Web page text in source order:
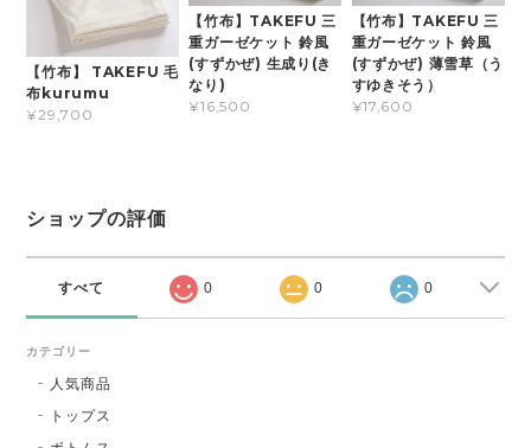
【竹布】 TAKEFU 毛
布kurumu
¥29,700
【竹布】TAKEFU 三
重ガーゼケット 鈴風
(すずかぜ) 生成り(き
なり)
¥16,500
【竹布】TAKEFU 三
重ガーゼケット 鈴風
(すずかぜ) 薄雪草（う
すゆきそう）
¥17,600
ショップの評価
すべて 0 0 0
カテゴリー
人気商品
トップス